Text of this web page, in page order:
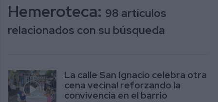
Hemeroteca: 98 artículos
relacionados con su búsqueda
La calle San Ignacio celebra otra
cena vecinal reforzando la
convivencia en el barrio